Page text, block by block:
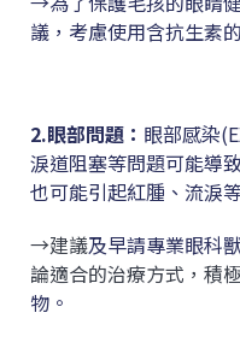
議，考慮使用含抗生素
2.眼部問題 ： 眼部感染
淚道阻塞等問題可能導
也可能引起紅腫、流淚
→建議及早請專業眼科
論適合的治療方式，積極
物。